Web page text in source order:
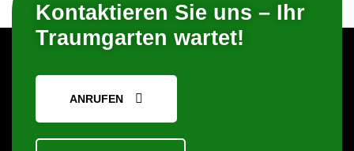
Kontaktieren Sie uns – Ihr
Traumgarten wartet!
ANRUFEN